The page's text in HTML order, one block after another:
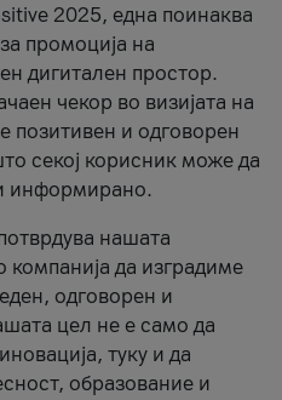
2025, една поинаква
промоција на
дигитален простор.
чекор во визијата на
позитивен и одговорен
секој корисник може да
информирано.
нашата
да изградиме
одговорен и
цел не е само да
туку и да
образование и